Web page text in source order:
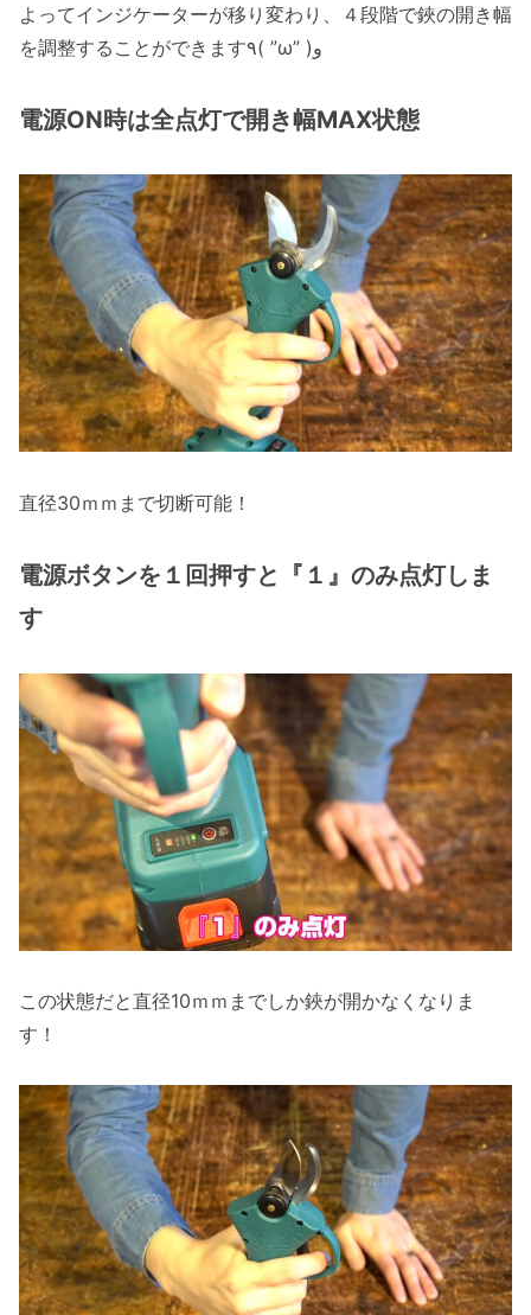
よってインジケーターが移り変わり、４段階で鋏の開き幅
を調整することができます٩( ”ω” )و
電源ON時は全点灯で開き幅MAX状態
直径30ｍｍまで切断可能！
電源ボタンを１回押すと『１』のみ点灯しま
す
この状態だと直径10ｍｍまでしか鋏が開かなくなりま
す！